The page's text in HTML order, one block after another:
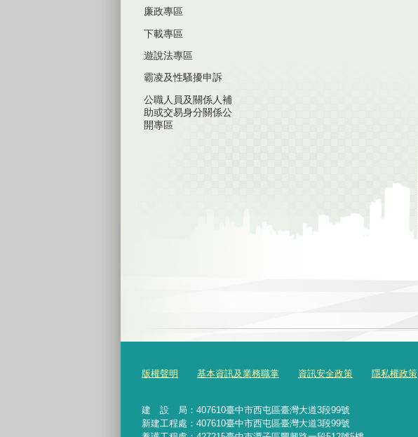
廉政專區
下載專區
遊說法專區
霸凌及性騷擾申訴
公職人員及關係人補
助或交易身分關係公
開專區
版權聲明 基本資訊及業務職掌 資訊安全政策 隱私權政策
建 設 局： 407610臺中市西屯區臺灣大道3段99號
新建工程處：407610臺中市西屯區臺灣大道3段99號